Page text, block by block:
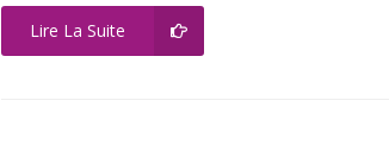
Lire La Suite